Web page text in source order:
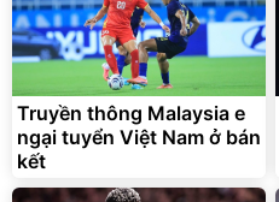
Truyền thông Malaysia e
ngại tuyển Việt Nam ở bán
kết